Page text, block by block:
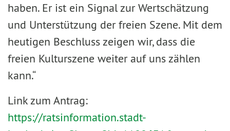
haben. Er ist ein Signal zur Wertschätzung
und Unterstützung der freien Szene. Mit dem
heutigen Beschluss zeigen wir, dass die
freien Kulturszene weiter auf uns zählen
kann.“
Link zum Antrag:
https://ratsinformation.stadt-